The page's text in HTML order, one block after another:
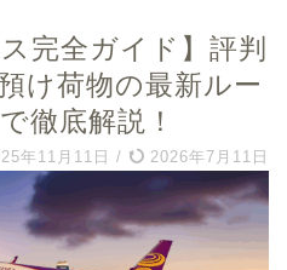
完全ガイド】評判
け荷物の最新ルー
徹底解説！
年11月11日 / 2026年7月11日